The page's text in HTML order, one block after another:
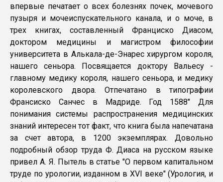
впервые печатает о всех болезнях почек, мочевого
пузыря и мочеиспускательного канала, и о моче, в
трех книгах, составленный Франциско Диасом,
доктором медицины и магистром философии
университета в Алькала-де-Энарес хирургом короля,
нашего сеньора. Посвящается доктору Вальесу -
главному медику короля, нашего сеньора, и медику
королевского двора. Отпечатано в типографии
Франсиско Санчес в Мадриде. Год 1588" Для
понимания системы распространения медицинских
знаний интересен тот факт, что книга была напечатана
за счет автора, в 1200 экземплярах. Довольно
подробный обзор труда Ф. Диаса на русском языке
привел А. Я. Пытель в статье "О первом капитальном
труде по урологии, изданном в XVI веке" (Урология, и